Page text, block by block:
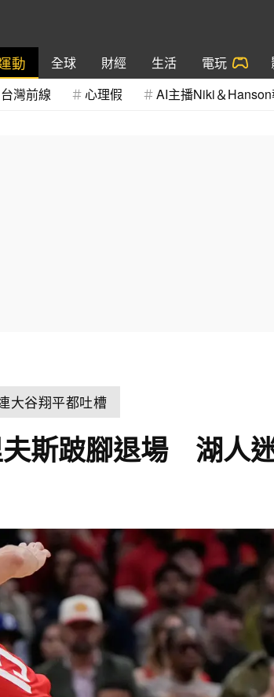
動 全球 財經 生活 電玩
台灣前線 心理假 AI主播Niki＆
大谷翔平都吐槽
斯跛腳退場 湖人